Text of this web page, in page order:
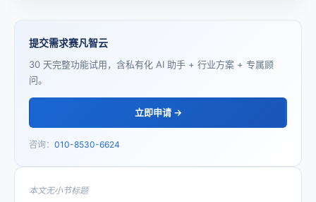
提交需求赛凡智云
30 天完整功能试用，含私有化 AI 助手 + 行业方案 + 专属顾
问。
立即申请 →
咨询： 010-8530-6624
本文无小节标题